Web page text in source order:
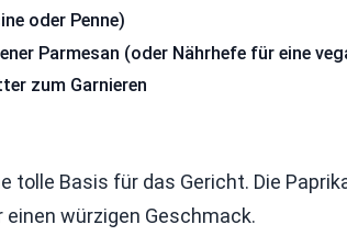
oder Penne)
Parmesan (oder Nährhefe für eine
zum Garnieren
tolle Basis für das Gericht. Die
würzigen Geschmack.